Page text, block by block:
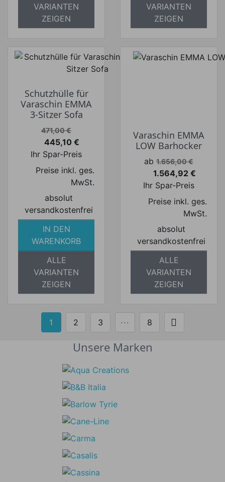
VARIANTEN
ZEIGEN
VARIANTEN
ZEIGEN
Schutzhülle für
Varaschin EMMA
3-Sitzer Sofa
Verkaufspreis
471,00 €
Preis
445,10 €
Ihr Spar-Preis
Preise inkl. ges.
MwSt.
absolut
versandkostenfrei
IN DEN
WARENKORB
ALLE
VARIANTEN
ZEIGEN
Varaschin EMMA
LOW Barhocker
Verkaufspreis
ab 1.656,00 €
Preis
1.564,92 €
Ihr Spar-Preis
Preise inkl. ges.
MwSt.
absolut
versandkostenfrei
ALLE
VARIANTEN
ZEIGEN
1 2 3 ··· 8 Weiter

Unsere Marken